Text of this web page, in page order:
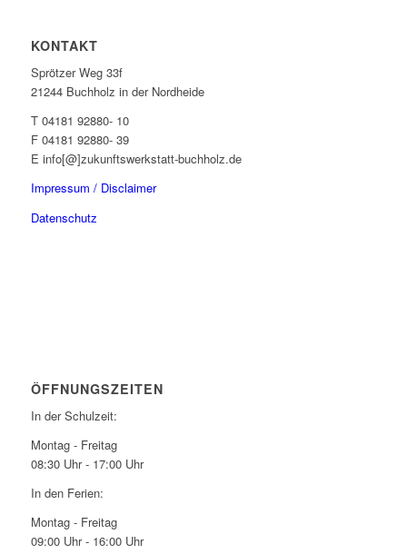
KONTAKT
Sprötzer Weg 33f
21244 Buchholz in der Nordheide
T 04181 92880- 10
F 04181 92880- 39
E info[@]zukunftswerkstatt-buchholz.de
Impressum / Disclaimer
Datenschutz
ÖFFNUNGSZEITEN
In der Schulzeit:
Montag - Freitag
08:30 Uhr - 17:00 Uhr
In den Ferien:
Montag - Freitag
09:00 Uhr - 16:00 Uhr